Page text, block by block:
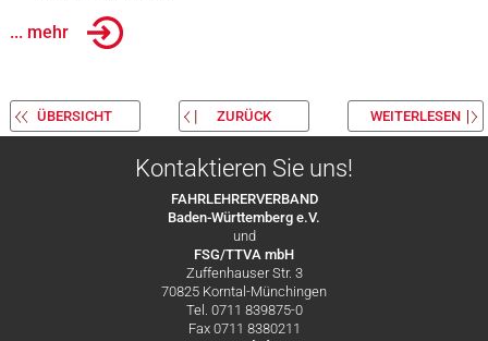
... mehr
ÜBERSICHT ZURÜCK WEITERLESEN
Kontaktieren Sie uns!
FAHRLEHRERVERBAND
Baden-Württemberg e.V.
und
FSG/TTVA mbH
Zuffenhauser Str. 3
70825 Korntal-Münchingen
Tel. 0711 839875-0
Fax 0711 8380211